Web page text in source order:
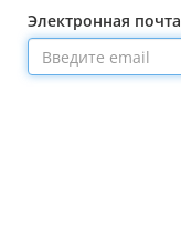
Электронная почта